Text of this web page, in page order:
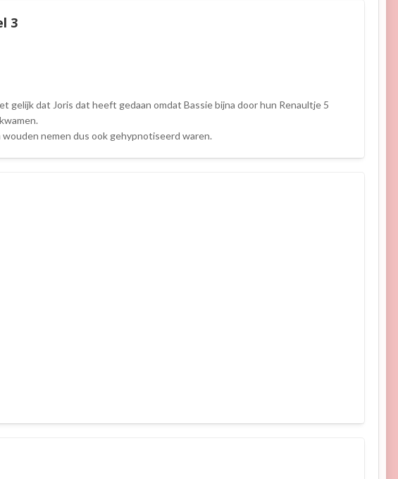
3
dat Joris dat heeft gedaan omdat Bassie bijna door hun Renaultje 5
nemen dus ook gehypnotiseerd waren.